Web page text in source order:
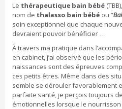
Le thérapeutique bain bébé
nom de thalasso bain bébé ou “
soin exceptionnel que chaque
devraient pouvoir bénéficier …
À travers ma pratique dans
en cabinet, j’ai observé que les
naissances sont des épreuves
ces petits êtres. Même dans des
semble se dérouler favorablement
parfaite santé, je perçois toujours
émotionnelles lorsque le